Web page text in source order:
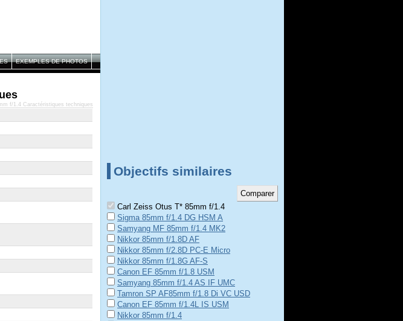
EXEMPLES DE PHOTOS
f/1.4 Caractéristiques techniques
Objectifs similaires
Carl Zeiss Otus T* 85mm f/1.4
Sigma 85mm f/1.4 DG HSM A
Samyang MF 85mm f/1.4 MK2
Nikkor 85mm f/1.8D AF
Nikkor 85mm f/2.8D PC-E Micro
Nikkor 85mm f/1.8G AF-S
Canon EF 85mm f/1.8 USM
Samyang 85mm f/1.4 AS IF UMC
Tamron SP AF85mm f/1.8 Di VC USD
Canon EF 85mm f/1.4L IS USM
Nikkor 85mm f/1.4